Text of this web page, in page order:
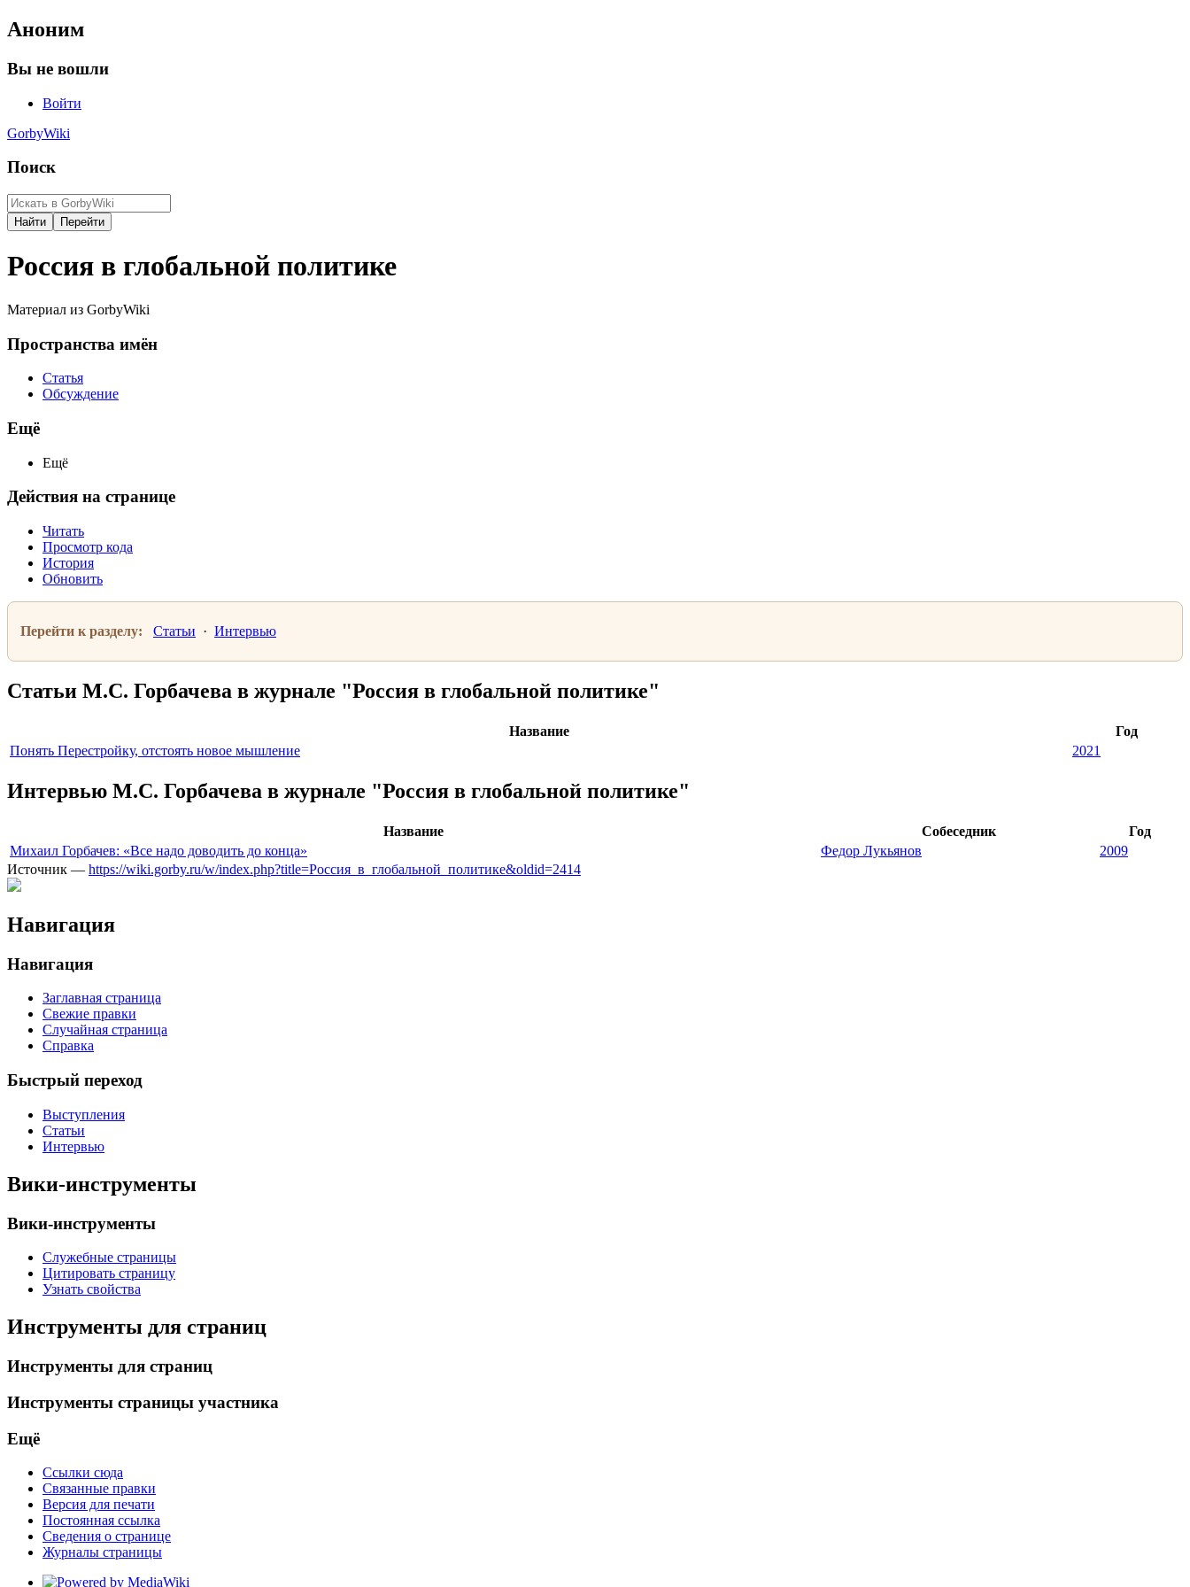
Аноним
Вы не вошли
Войти
GorbyWiki
Поиск
Россия в глобальной политике
Материал из GorbyWiki
Пространства имён
Статья
Обсуждение
Ещё
Ещё
Действия на странице
Читать
Просмотр кода
История
Обновить
Перейти к разделу: Статьи · Интервью
Статьи М.С. Горбачева в журнале "Россия в глобальной политике"
Название
Год
Понять Перестройку, отстоять новое мышление
2021
Интервью М.С. Горбачева в журнале "Россия в глобальной политике"
Название Собеседник
Год
Михаил Горбачев: «Все надо доводить до конца»
Федор Лукьянов
2009
Источник — https://wiki.gorby.ru/w/index.php?title=Россия_в_глобальной_политике&oldid=2414
Навигация
Навигация
Заглавная страница
Свежие правки
Случайная страница
Справка
Быстрый переход
Выступления
Статьи
Интервью
Вики-инструменты
Вики-инструменты
Служебные страницы
Цитировать страницу
Узнать свойства
Инструменты для страниц
Инструменты для страниц
Инструменты страницы участника
Ещё
Ссылки сюда
Связанные правки
Версия для печати
Постоянная ссылка
Сведения о странице
Журналы страницы